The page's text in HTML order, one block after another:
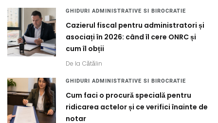
GHIDURI ADMINISTRATIVE SI BIROCRATIE
Cazierul fiscal pentru administratori și
asociați în 2026: când îl cere ONRC și
cum îl obții
De la Cătălin
GHIDURI ADMINISTRATIVE SI BIROCRATIE
Cum faci o procură specială pentru
ridicarea actelor și ce verifici înainte de
notar